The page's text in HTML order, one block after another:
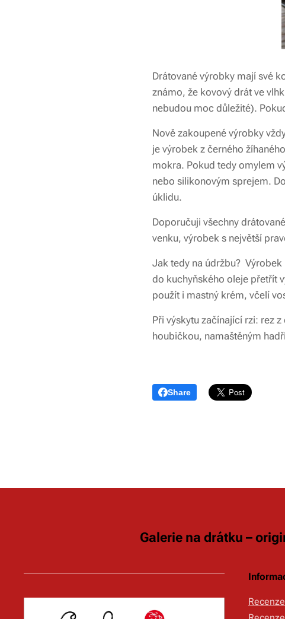
Drátované výrobky mají své
známo, že kovový drát ve
nebudou moc důležité).
Nově zakoupené výrobky
je výrobek z černého
mokra. Pokud tedy omylem
nebo silikonovým sprejem.
úklidu.
Doporučuji všechny
venku, výrobek s největší
Jak tedy na údržbu?
do kuchyňského oleje přetřít
použít i mastný krém, včelí
Při výskytu začínající rzi: rez
houbičkou, namaštěným
Share
Galerie na drátku –